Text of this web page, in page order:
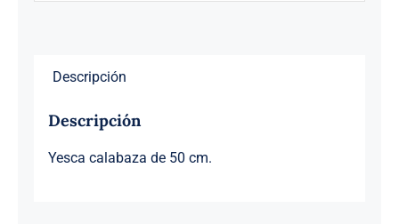
Descripción
Descripción
Yesca calabaza de 50 cm.